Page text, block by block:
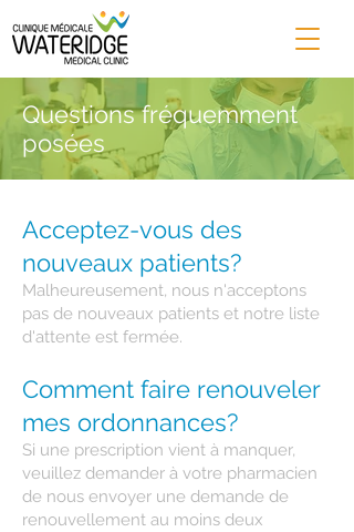
Questions fréquemment
posées
Acceptez-vous des
nouveaux patients?
Malheureusement, nous n'acceptons
pas de nouveaux patients et notre liste
d'attente est fermée.
Comment faire renouveler
mes ordonnances?
Si une prescription vient à manquer,
veuillez demander à votre pharmacien
de nous envoyer une demande de
renouvellement au moins deux